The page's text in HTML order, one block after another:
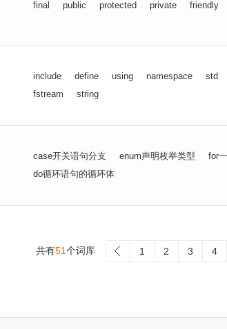
final public protected private friendly
include define using namespace std
fstream
string
case开关语句分支 enum声明枚举类型
for
do循环语句的循环体
共有51个词库 1 2 3 4